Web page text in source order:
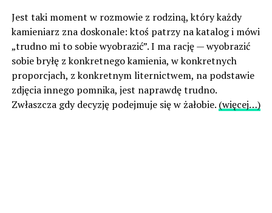
Jest taki moment w rozmowie z rodziną, który każdy
kamieniarz zna doskonale: ktoś patrzy na katalog i mówi
„trudno mi to sobie wyobrazić”. I ma rację — wyobrazić
sobie bryłę z konkretnego kamienia, w konkretnych
proporcjach, z konkretnym liternictwem, na podstawie
zdjęcia innego pomnika, jest naprawdę trudno.
Zwłaszcza gdy decyzję podejmuje się w żałobie. (więcej…)